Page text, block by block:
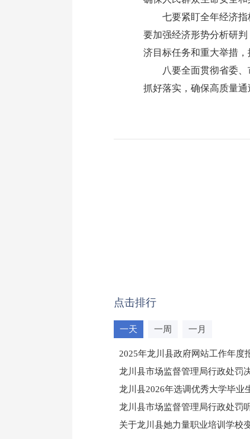
七要紧盯全年经济指标
要加强经济形势分析研
济目标任务和重大举措，
八要全面贯彻省委、市
抓好落实，确保高质量
点击排行
一天 一周 一月
2025年龙川县政府网站工作年度
龙川县市场监督管理局行政处罚
龙川县2026年选调优秀大学毕业
龙川县市场监督管理局行政处罚
（龙市监罚送告〔2026〕71号）
关于龙川县她力量职业培训学校